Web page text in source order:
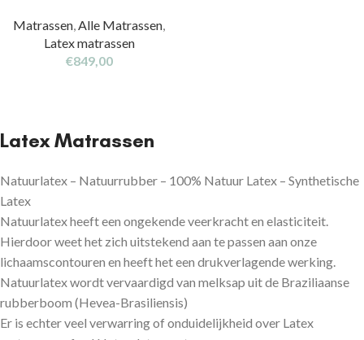
Matrassen,Alle Matrassen,
Latex matrassen
€849,00
Latex Matrassen
Natuurlatex – Natuurrubber – 100% Natuur Latex – Synthetische
Latex
Natuurlatex heeft een ongekende veerkracht en elasticiteit.
Hierdoor weet het zich uitstekend aan te passen aan onze
lichaamscontouren en heeft het een drukverlagende werking.
Natuurlatex wordt vervaardigd van melksap uit de Braziliaanse
rubberboom (Hevea-Brasiliensis)
Er is echter veel verwarring of onduidelijkheid over Latex